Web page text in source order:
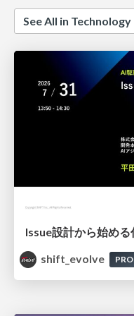
See All in Technology
shift_evolve
PRO